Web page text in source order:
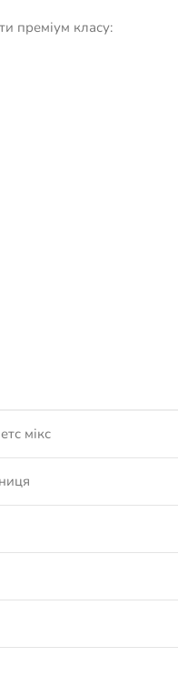
преміум класу:
мікс